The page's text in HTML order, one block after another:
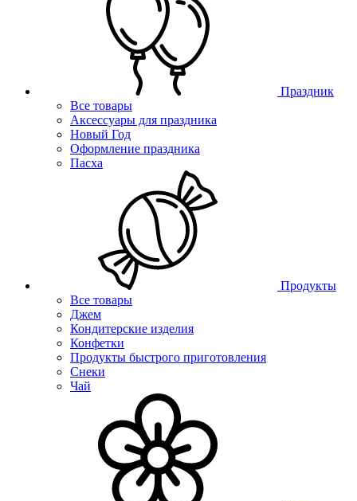
Праздник
Все товары
Аксессуары для праздника
Новый Год
Оформление праздника
Пасха
Продукты
Все товары
Джем
Кондитерские изделия
Конфетки
Продукты быстрого приготовления
Снеки
Чай